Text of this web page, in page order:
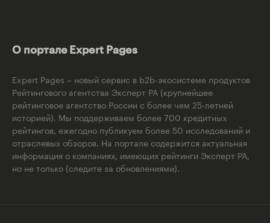
О портале Expert Pages
Expert Pages – новый сервис в b2b-экосистеме продуктов
Рейтингового агентства Эксперт РА (крупнейшее
рейтинговое агентство России с более чем 25-летней
историей). Мы поддерживаем более 700 кредитных
рейтингов, ежегодно публикуем более 50 исследований и
отраслевых обзоров. На портале содержится актуальная
информация о компаниях, имеющих рейтинги Эксперт РА,
но не только (следите за обновлениями).